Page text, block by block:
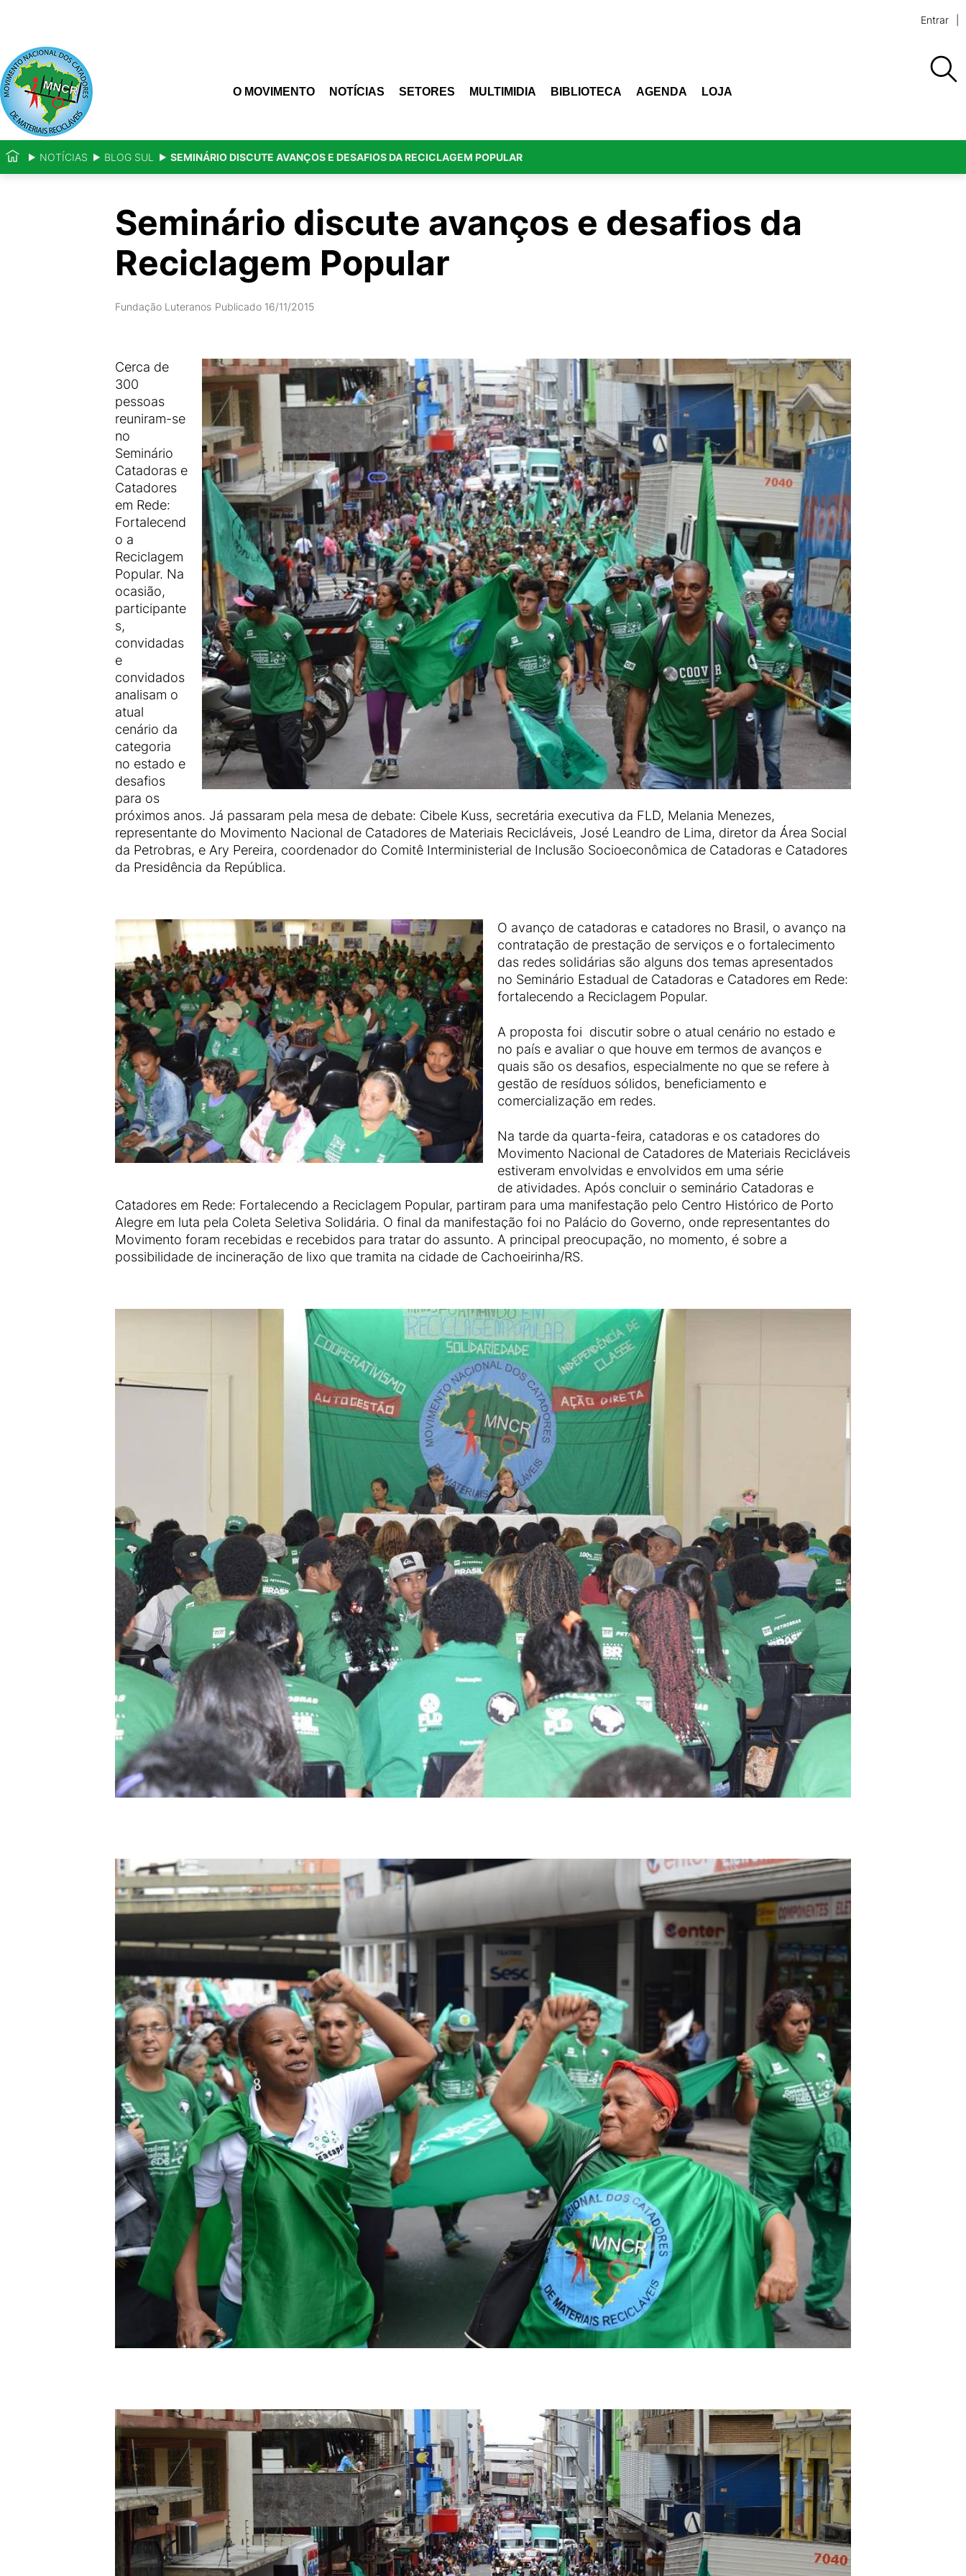
Entrar
O MOVIMENTO NOTÍCIAS SETORES MULTIMIDIA BIBLIOTECA AGENDA LOJA
NOTÍCIAS BLOG SUL ​SEMINÁRIO DISCUTE AVANÇOS E DESAFIOS DA RECICLAGEM POPULAR
​Seminário discute avanços e desafios da
Reciclagem Popular
Fundação Luteranos Publicado 16/11/2015
Cerca de
300
pessoas
reuniram-se
no
Seminário
Catadoras e
Catadores
em Rede:
Fortalecend
o a
Reciclagem
Popular. Na
ocasião,
participante
s,
convidadas
e
convidados
analisam o
atual
cenário da
categoria
no estado e
desafios
para os
próximos anos. Já passaram pela mesa de debate: Cibele Kuss, secretária executiva da FLD, Melania Menezes,
representante do Movimento Nacional de Catadores de Materiais Recicláveis, José Leandro de Lima, diretor da Área Social
da Petrobras, e Ary Pereira, coordenador do Comitê Interministerial de Inclusão Socioeconômica de Catadoras e Catadores
da Presidência da República.
O avanço de catadoras e catadores no Brasil, o avanço na
contratação de prestação de serviços e o fortalecimento
das redes solidárias são alguns dos temas apresentados
no Seminário Estadual de Catadoras e Catadores em Rede:
fortalecendo a Reciclagem Popular.
A proposta foi discutir sobre o atual cenário no estado e
no país e avaliar o que houve em termos de avanços e
quais são os desafios, especialmente no que se refere à
gestão de resíduos sólidos, beneficiamento e
comercialização em redes.
Na tarde da quarta-feira, catadoras e os catadores do
Movimento Nacional de Catadores de Materiais Recicláveis
estiveram envolvidas e envolvidos em uma série
de atividades. Após concluir o seminário Catadoras e
Catadores em Rede: Fortalecendo a Reciclagem Popular, partiram para uma manifestação pelo Centro Histórico de Porto
Alegre em luta pela Coleta Seletiva Solidária. O final da manifestação foi no Palácio do Governo, onde representantes do
Movimento foram recebidas e recebidos para tratar do assunto. A principal preocupação, no momento, é sobre a
possibilidade de incineração de lixo que tramita na cidade de Cachoeirinha/RS.